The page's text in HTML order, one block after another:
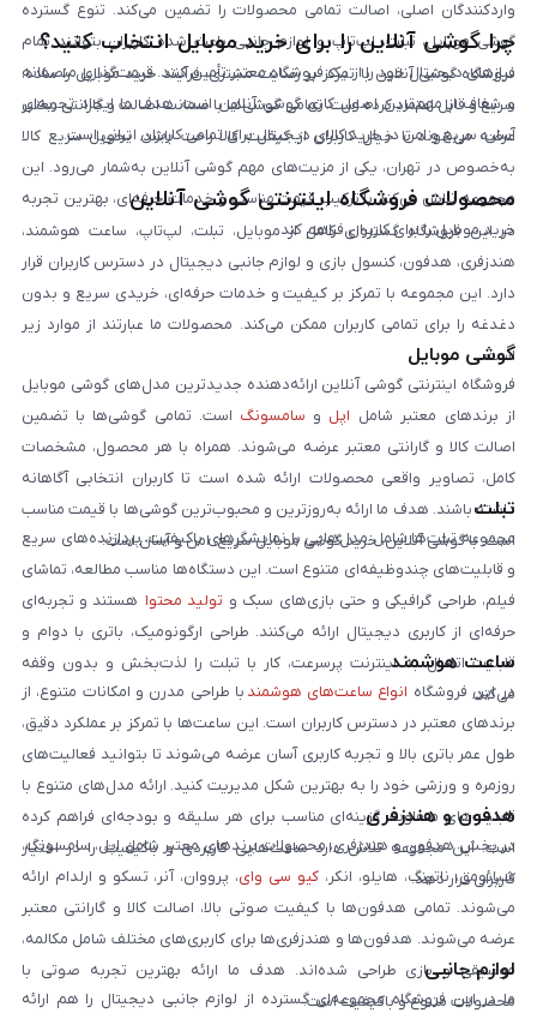
واردکنندگان اصلی، اصالت تمامی محصولات را تضمین می‌کند. تنوع گسترده
گوشی موبایل، تبلت، لپ‌تاپ و لوازم جانبی باعث شده کاربران بتوانند تمام
نیازهای دیجیتال خود را از یک فروشگاه معتبر تأمین کنند. قیمت‌گذاری منصفانه
و شفاف از مهم‌ترین اصول کاری گوشی آنلاین است. هدف ما ایجاد تجربه‌ای
آسان، سریع و امن در خرید کالای دیجیتال برای تمامی کاربران ایرانی است.
چرا گوشی آنلاین را برای خرید موبایل انتخاب کنید؟
فروشگاه گوشی آنلاین با تمرکز بر رضایت مشتری، فرآیند خرید موبایل را ساده،
سریع و قابل اعتماد کرده است. تمامی گوشی‌ها با ضمانت اصالت و گارانتی معتبر
عرضه می‌شوند تا خیال کاربران از کیفیت کالا راحت باشد. تحویل سریع کالا
به‌خصوص در تهران، یکی از مزیت‌های مهم گوشی آنلاین به‌شمار می‌رود. این
مجموعه تلاش می‌کند با ترکیب قیمت مناسب و خدمات حرفه‌ای، بهترین تجربه
خرید موبایل را برای کاربران فراهم کند.
محصولات فروشگاه اینترنتی گوشی آنلاین
در این فروشگاه گستره‌ای کامل از موبایل، تبلت، لپ‌تاپ، ساعت هوشمند،
هندزفری، هدفون، کنسول بازی و لوازم جانبی دیجیتال در دسترس کاربران قرار
دارد. این مجموعه با تمرکز بر کیفیت و خدمات حرفه‌ای، خریدی سریع و بدون
دغدغه را برای تمامی کاربران ممکن می‌کند. محصولات ما عبارتند از موارد زیر
است:
گوشی موبایل
فروشگاه اینترنتی گوشی آنلاین ارائه‌دهنده جدیدترین مدل‌های گوشی موبایل
از برندهای معتبر شامل اپل و سامسونگ است. تمامی گوشی‌ها با تضمین
اصالت کالا و گارانتی معتبر عرضه می‌شوند. همراه با هر محصول، مشخصات
کامل، تصاویر واقعی محصولات ارائه شده است تا کاربران انتخابی آگاهانه
داشته باشند. هدف ما ارائه به‌روزترین و محبوب‌ترین گوشی‌ها با قیمت مناسب
است. با گوشی آنلاین، خرید گوشی موبایل سریع، امن و آسان است.
تبلت
مجموعه تبلت‌ها شامل مدل‌هایی با نمایشگرهای باکیفیت، پردازنده‌های سریع
و قابلیت‌های چندوظیفه‌ای متنوع است. این دستگاه‌ها مناسب مطالعه، تماشای
فیلم، طراحی گرافیکی و حتی بازی‌های سبک و تولید محتوا هستند و تجربه‌ای
حرفه‌ای از کاربری دیجیتال ارائه می‌کنند. طراحی ارگونومیک، باتری با دوام و
قابلیت اتصال به اینترنت پرسرعت، کار با تبلت را لذت‌بخش و بدون وقفه
می‌کند.
ساعت هوشمند
در این فروشگاه انواع ساعت‌های هوشمند با طراحی مدرن و امکانات متنوع، از
برندهای معتبر در دسترس کاربران است. این ساعت‌ها با تمرکز بر عملکرد دقیق،
طول عمر باتری بالا و تجربه کاربری آسان عرضه می‌شوند تا بتوانید فعالیت‌های
روزمره و ورزشی خود را به بهترین شکل مدیریت کنید. ارائه مدل‌های متنوع با
قابلیت‌های متفاوت، گزینه‌ای مناسب برای هر سلیقه و بودجه‌ای فراهم کرده
است. این مجموعه تلاش دارد ساعت‌هایی کاربردی و باکیفیت را در اختیار
کاربران قرار دهد.
هدفون و هندزفری
در بخش هدفون و هندزفری، محصولات برندهای معتبر شامل اپل، سامسونگ،
شیائومی، ناتینگ، هایلو، انکر، کیو سی وای، پرووان، آنر، تسکو و ارلدام ارائه
می‌شوند. تمامی هدفون‌ها با کیفیت صوتی بالا، اصالت کالا و گارانتی معتبر
عرضه می‌شوند. هدفون‌ها و هندزفری‌ها برای کاربری‌های مختلف شامل مکالمه،
موسیقی و بازی طراحی شده‌اند. هدف ما ارائه بهترین تجربه صوتی با
محصولات متنوع و باکیفیت است.
لوازم جانبی
ما در این فروشگاه مجموعه‌ای گسترده از لوازم جانبی دیجیتال را هم ارائه